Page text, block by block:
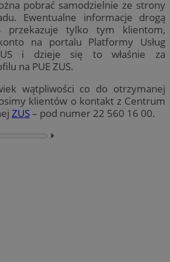
pobrać samodzielnie ze strony
Ewentualne informacje drogą
przekazuje tylko tym klientom,
na portalu Platformy Usług
i dzieje się to właśnie za
na PUE ZUS.
wątpliwości co do otrzymanej
klientów o kontakt z Centrum
ZUS– pod numer 22 560 16 00.
⏵︎